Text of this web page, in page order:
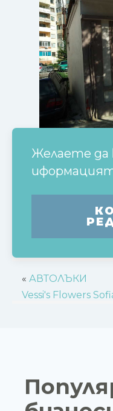
Желаете да
« АВТОЛЪКИ
Vessi's Flowers